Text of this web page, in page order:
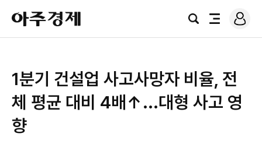
아
주
경
검
전
로
그
1분기 건설업 사고사망자 비율, 전
체 평균 대비 4배↑...대형 사고 영
향